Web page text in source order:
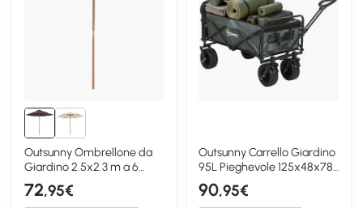
Outsunny Ombrellone da
Giardino 2.5x2.3 m a 6
Stecche Marrone
72,95€
Outsunny Carrello Giardino
95L Pieghevole 125x48x78-
102 cm Verde
90,95€